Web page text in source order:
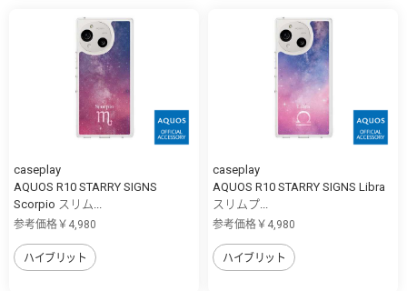
caseplay
AQUOS R10 STARRY SIGNS
Scorpio スリム...
参考価格￥4,980
ハイブリット
caseplay
AQUOS R10 STARRY SIGNS Libra
スリムプ...
参考価格￥4,980
ハイブリット